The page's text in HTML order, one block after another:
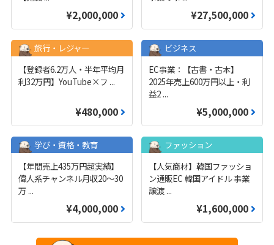
¥2,000,000 ¥27,500,000
旅行・レジャー
【登録者6.2万人・半年平均月
利32万円】YouTube×フ ...
¥480,000
ビジネス
EC事業：【古書・古本】
2025年売上600万円以上・利
益2 ...
¥5,000,000
学び・資格・教育
【年間売上435万円超実績】
偉人系チャンネル月収20～30
万 ...
¥4,000,000
ファッション
【人気商材】韓国ファッショ
ン通販EC 韓国アイドル 事業
譲渡 ...
¥1,600,000